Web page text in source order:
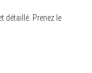
détaillé. Prenez le